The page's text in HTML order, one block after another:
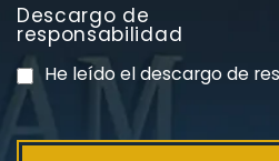
PVC Cloruro
Descargo de
responsabilidad
He leído el descargo de